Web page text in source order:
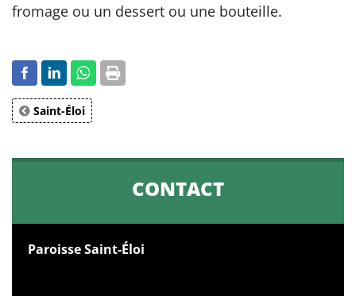
fromage ou un dessert ou une bouteille.
Saint-Éloi
CONTACT
Paroisse Saint-Éloi